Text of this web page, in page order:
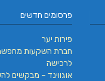
פרסומים חדשים
פירות יער
חברת השקעות
לרכישה
אוגווינד – מבקשים להשכיר